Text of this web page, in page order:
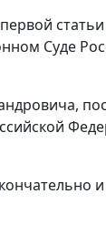
Суде